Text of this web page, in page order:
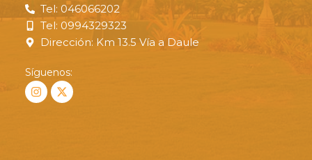
Tel: 046066202
Tel: 0994329323
Dirección: Km 13.5 Vía a Daule
Síguenos: